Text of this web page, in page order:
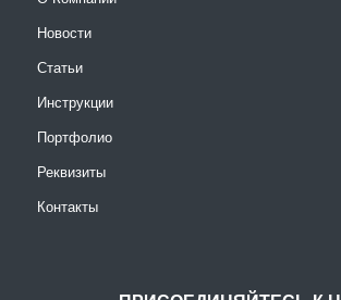
Новости
Статьи
Инструкции
Портфолио
Реквизиты
Контакты